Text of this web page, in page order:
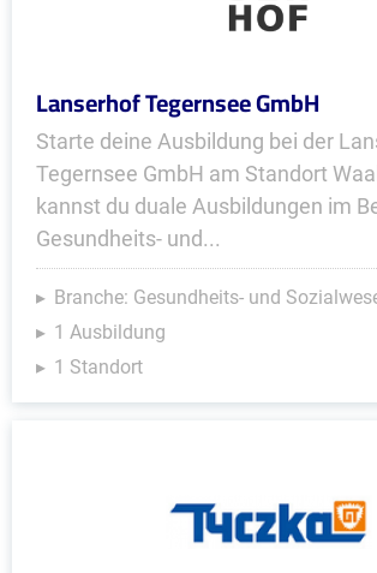
Lanserhof Tegernsee GmbH
Starte deine Ausbildung bei der
Tegernsee GmbH am Standort
kannst du duale Ausbildungen im
Gesundheits- und...
Branche: Gesundheits- und
1 Ausbildung
1 Standort